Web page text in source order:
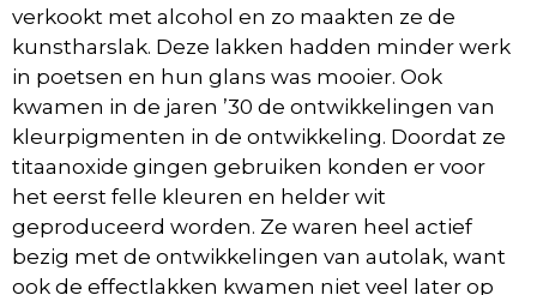
verkookt met alcohol en zo maakten ze de
kunstharslak. Deze lakken hadden minder werk
in poetsen en hun glans was mooier. Ook
kwamen in de jaren ’30 de ontwikkelingen van
kleurpigmenten in de ontwikkeling. Doordat ze
titaanoxide gingen gebruiken konden er voor
het eerst felle kleuren en helder wit
geproduceerd worden. Ze waren heel actief
bezig met de ontwikkelingen van autolak, want
ook de effectlakken kwamen niet veel later op